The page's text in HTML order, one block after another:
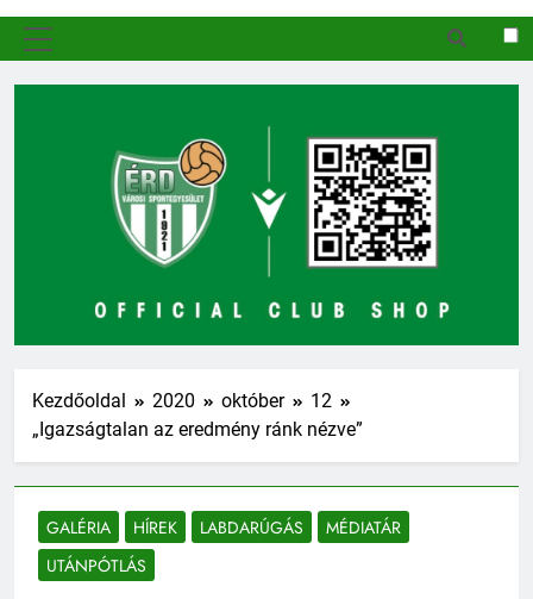
Kezdőoldal 2020 október
12
„Igazságtalan az eredmény ránk nézve”
GALÉRIA HÍREK LABDARÚGÁS
MÉDIATÁR
UTÁNPÓTLÁS